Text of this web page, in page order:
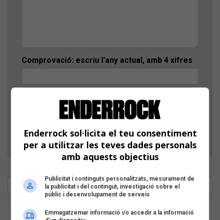
Comprovació: escriu l'any actual, amb 4 xifres
no l'envia un robot publicitari.
Enderrock sol·licita el teu consentiment
per a utilitzar les teves dades personals
amb aquests objectius
Publicitat i continguts personalitzats, mesurament de
la publicitat i del contingut, investigació sobre el
públic i desenvolupament de serveis
Emmagatzemar informació i/o accedir a la informació